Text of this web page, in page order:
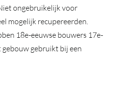
ongebruikelijk voor
mogelijk recupereerden.
18e-eeuwse bouwers 17e-
gebruikt bij een